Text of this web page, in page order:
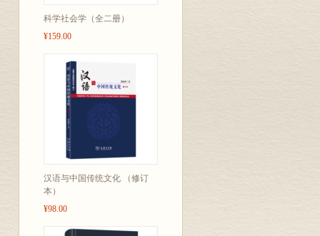
科学社会学（全二册）
¥159.00
汉语与中国传统文化 （修订
本）
¥98.00